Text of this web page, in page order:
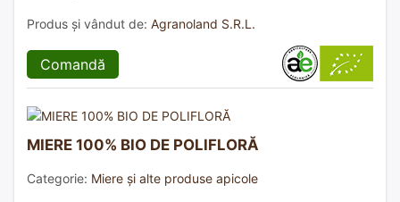
Produs și vândut de: Agranoland S.R.L.
Comandă
MIERE 100% BIO DE POLIFLORĂ
Categorie: Miere și alte produse apicole